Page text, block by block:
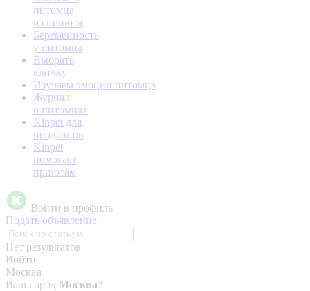
питомца
из приюта
Беременность
у питомца
Выбрать
кличку
Изучаем эмоции питомца
Журнал
о питомцах
Kinpet для
продавцов
Kinpet
помогает
приютам
Войти в профиль
Подать объявление
Нет результатов
Войти
Москва
Ваш город Москва?